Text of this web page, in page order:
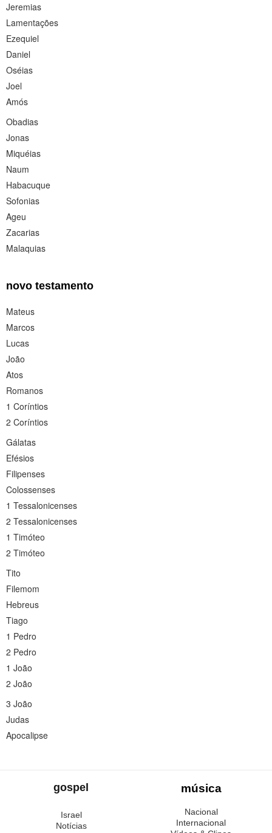
Jeremias
Lamentações
Ezequiel
Daniel
Oséias
Joel
Amós
Obadias
Jonas
Miquéias
Naum
Habacuque
Sofonias
Ageu
Zacarias
Malaquias
novo testamento
Mateus
Marcos
Lucas
João
Atos
Romanos
1 Coríntios
2 Coríntios
Gálatas
Efésios
Filipenses
Colossenses
1 Tessalonicenses
2 Tessalonicenses
1 Timóteo
2 Timóteo
Tito
Filemom
Hebreus
Tiago
1 Pedro
2 Pedro
1 João
2 João
3 João
Judas
Apocalipse
gospel
Israel
Notícias
música
Nacional
Internacional